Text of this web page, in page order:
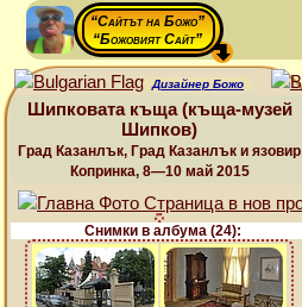
“Сайтът на Божо”
“Божовият Сайт”
Дизайнер Божо
Шипковата къща (къща-музей
Шипков)
Град Казанлък, Град Казанлък и язовир
Копринка, 8—10 май 2015
Снимки в албума (24):